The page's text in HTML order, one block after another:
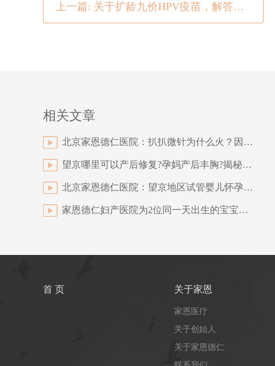
上一篇: 关于扩龄九价HPV疫苗，解答姐妹们的常见问题
相关文章
北京家恩德仁医院：扒扒微针为什么火？因为“针”的很有效
望京哪里可以产后修复?孕妈产后丰胸?揭秘断奶后丰胸秘籍
北京家恩德仁医院：望京地区试管婴儿怀孕后保胎选家恩德仁怎么样?
家恩德仁妇产医院为2位同一天出生的宝宝举办满月Party
首 页 关于家恩
家恩医疗
关于创始人
关于家恩德仁